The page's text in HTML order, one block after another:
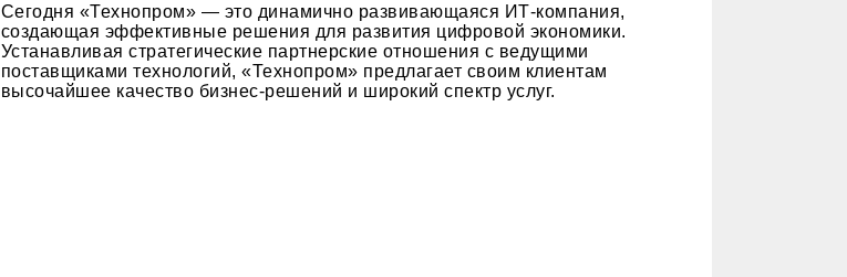
Сегодня «Технопром» — это динамично развивающаяся ИТ-компания,
создающая эффективные решения для развития цифровой экономики.
Устанавливая стратегические партнерские отношения с ведущими
поставщиками технологий, «Технопром» предлагает своим клиентам
высочайшее качество бизнес-решений и широкий спектр услуг.